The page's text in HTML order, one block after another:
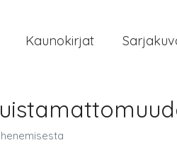
Kaunokirjat